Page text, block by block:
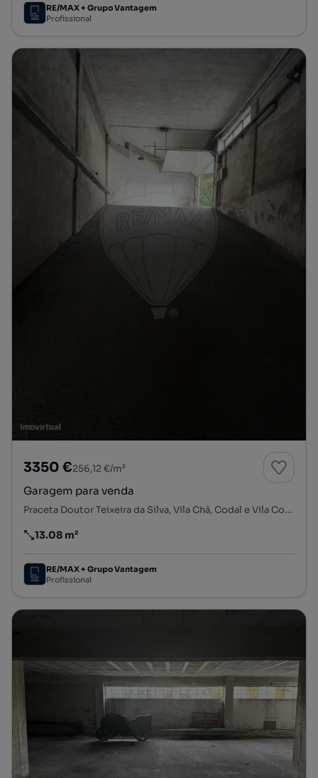
RE/MAX + Grupo Vantagem
Profissional
3350 €256,12 €/m²
Garagem para venda
Praceta Doutor Teixeira da Silva, Vila Chã, Codal e Vila Cova de Perrinho, Vale de Cambra, Aveiro
Preço por metro quadrado
13.08 m²
RE/MAX + Grupo Vantagem
Profissional